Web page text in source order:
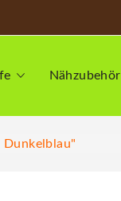
Nähzubehör
Dunkelblau"